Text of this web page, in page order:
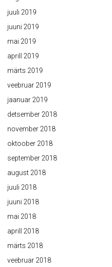
juuli 2019
juuni 2019
mai 2019
aprill 2019
märts 2019
veebruar 2019
jaanuar 2019
detsember 2018
november 2018
oktoober 2018
september 2018
august 2018
juuli 2018
juuni 2018
mai 2018
aprill 2018
märts 2018
veebruar 2018